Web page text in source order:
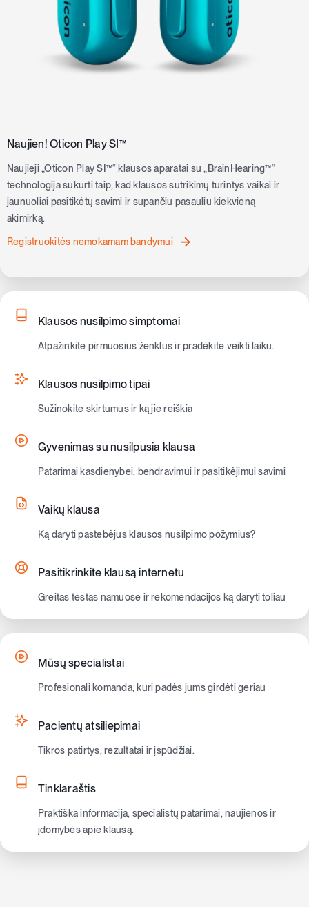
Naujien! Oticon Play SI™
Naujieji „Oticon Play SI™“ klausos aparatai su „BrainHearing™“
technologija sukurti taip, kad klausos sutrikimų turintys vaikai ir
jaunuoliai pasitikėtų savimi ir supančiu pasauliu kiekvieną
akimirką.
Registruokitės nemokamam bandymui
Klausos nusilpimo simptomai
Atpažinkite pirmuosius ženklus ir pradėkite veikti laiku.
Klausos nusilpimo tipai
Sužinokite skirtumus ir ką jie reiškia
Gyvenimas su nusilpusia klausa
Patarimai kasdienybei, bendravimui ir pasitikėjimui savimi
Vaikų klausa
Ką daryti pastebėjus klausos nusilpimo požymius?
Pasitikrinkite klausą internetu
Greitas testas namuose ir rekomendacijos ką daryti toliau
Mūsų specialistai
Profesionali komanda, kuri padės jums girdėti geriau
Pacientų atsiliepimai
Tikros patirtys, rezultatai ir įspūdžiai.
Tinklaraštis
Praktiška informacija, specialistų patarimai, naujienos ir
įdomybės apie klausą.